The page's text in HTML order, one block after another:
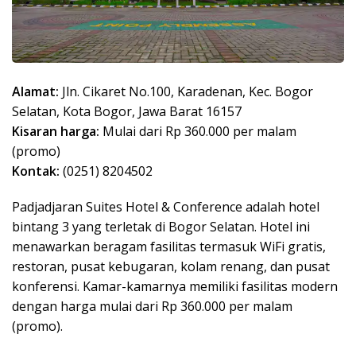
Alamat: Jln. Cikaret No.100, Karadenan, Kec. Bogor
Selatan, Kota Bogor, Jawa Barat 16157
Kisaran harga: Mulai dari Rp 360.000 per malam
(promo)
Kontak: (0251) 8204502
Padjadjaran Suites Hotel & Conference adalah hotel
bintang 3 yang terletak di Bogor Selatan. Hotel ini
menawarkan beragam fasilitas termasuk WiFi gratis,
restoran, pusat kebugaran, kolam renang, dan pusat
konferensi. Kamar-kamarnya memiliki fasilitas modern
dengan harga mulai dari Rp 360.000 per malam
(promo).